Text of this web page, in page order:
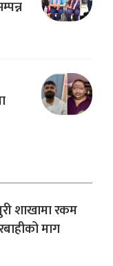
शाखामा रकम
माग